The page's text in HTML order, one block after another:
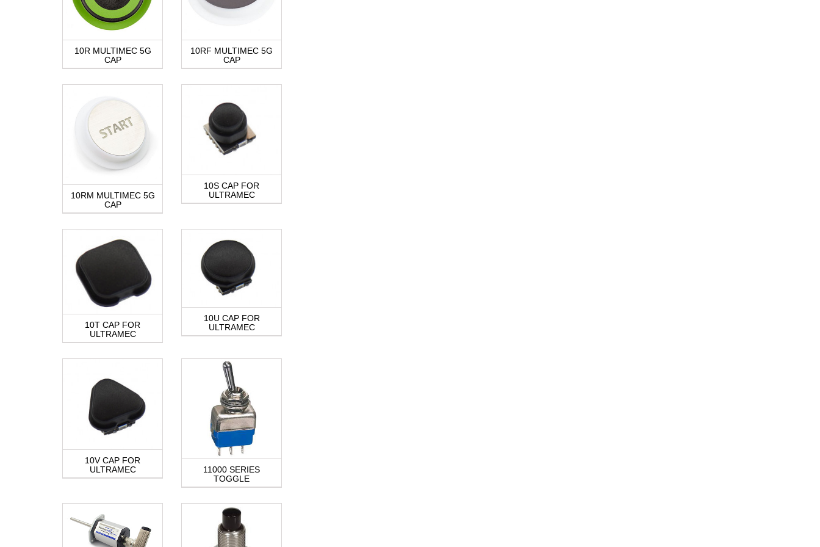
10R MULTIMEC 5G
CAP
10RF MULTIMEC 5G
CAP
10RM MULTIMEC 5G
CAP
10S CAP FOR
ULTRAMEC
10T CAP FOR
ULTRAMEC
10U CAP FOR
ULTRAMEC
10V CAP FOR
ULTRAMEC
11000 SERIES
TOGGLE